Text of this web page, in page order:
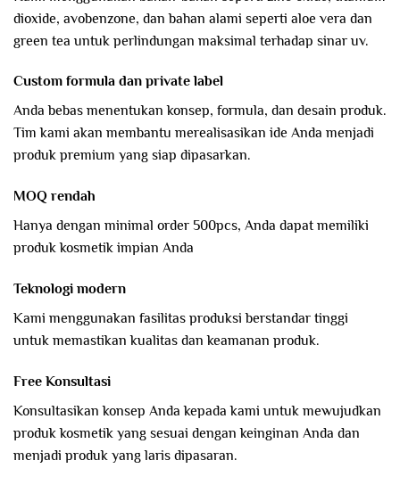
dioxide, avobenzone, dan bahan alami seperti aloe vera dan
green tea untuk perlindungan maksimal terhadap sinar uv.
Custom formula dan private label
Anda bebas menentukan konsep, formula, dan desain produk.
Tim kami akan membantu merealisasikan ide Anda menjadi
produk premium yang siap dipasarkan.
MOQ rendah
Hanya dengan minimal order 500pcs, Anda dapat memiliki
produk kosmetik impian Anda
Teknologi modern
Kami menggunakan fasilitas produksi berstandar tinggi
untuk memastikan kualitas dan keamanan produk.
Free Konsultasi
Konsultasikan konsep Anda kepada kami untuk mewujudkan
produk kosmetik yang sesuai dengan keinginan Anda dan
menjadi produk yang laris dipasaran.